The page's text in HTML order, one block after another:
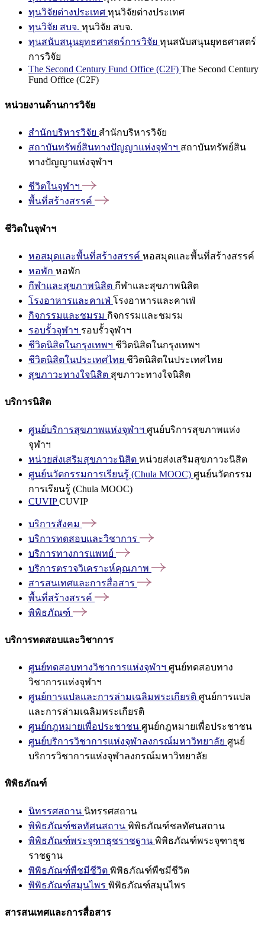
ทุนวิจัยต่างประเทศ ทุนวิจัยต่างประเทศ
ทุนวิจัย สบจ. ทุนวิจัย สบจ.
ทุนสนับสนุนยุทธศาสตร์การวิจัย ทุนสนับสนุนยุทธศาสตร์
การวิจัย
The Second Century Fund Office (C2F) The Second Century
Fund Office (C2F)
หน่วยงานด้านการวิจัย
สำนักบริหารวิจัย สำนักบริหารวิจัย
สถาบันทรัพย์สินทางปัญญาแห่งจุฬาฯ สถาบันทรัพย์สิน
ทางปัญญาแห่งจุฬาฯ
ชีวิตในจุฬาฯ
พื้นที่สร้างสรรค์
ชีวิตในจุฬาฯ
หอสมุดและพื้นที่สร้างสรรค์ หอสมุดและพื้นที่สร้างสรรค์
หอพัก หอพัก
กีฬาและสุขภาพนิสิต กีฬาและสุขภาพนิสิต
โรงอาหารและคาเฟ่ โรงอาหารและคาเฟ่
กิจกรรมและชมรม กิจกรรมและชมรม
รอบรั้วจุฬาฯ รอบรั้วจุฬาฯ
ชีวิตนิสิตในกรุงเทพฯ ชีวิตนิสิตในกรุงเทพฯ
ชีวิตนิสิตในประเทศไทย ชีวิตนิสิตในประเทศไทย
สุขภาวะทางใจนิสิต สุขภาวะทางใจนิสิต
บริการนิสิต
ศูนย์บริการสุขภาพแห่งจุฬาฯ ศูนย์บริการสุขภาพแห่ง
จุฬาฯ
หน่วยส่งเสริมสุขภาวะนิสิต หน่วยส่งเสริมสุขภาวะนิสิต
ศูนย์นวัตกรรมการเรียนรู้ (Chula MOOC) ศูนย์นวัตกรรม
การเรียนรู้ (Chula MOOC)
CUVIPCUVIP
บริการสังคม
บริการทดสอบและวิชาการ
บริการทางการแพทย์
บริการตรวจวิเคราะห์คุณภาพ
สารสนเทศและการสื่อสาร
พื้นที่สร้างสรรค์
พิพิธภัณฑ์
บริการทดสอบและวิชาการ
ศูนย์ทดสอบทางวิชาการแห่งจุฬาฯ ศูนย์ทดสอบทาง
วิชาการแห่งจุฬาฯ
ศูนย์การแปลและการล่ามเฉลิมพระเกียรติ ศูนย์การแปล
และการล่ามเฉลิมพระเกียรติ
ศูนย์กฎหมายเพื่อประชาชน ศูนย์กฎหมายเพื่อประชาชน
ศูนย์บริการวิชาการแห่งจุฬาลงกรณ์มหาวิทยาลัย ศูนย์
บริการวิชาการแห่งจุฬาลงกรณ์มหาวิทยาลัย
พิพิธภัณฑ์
นิทรรศสถาน นิทรรศสถาน
พิพิธภัณฑ์ชลทัศนสถาน พิพิธภัณฑ์ชลทัศนสถาน
พิพิธภัณฑ์พระจุฑาธุชราชฐาน พิพิธภัณฑ์พระจุฑาธุช
ราชฐาน
พิพิธภัณฑ์พืชมีชีวิต พิพิธภัณฑ์พืชมีชีวิต
พิพิธภัณฑ์สมุนไพร พิพิธภัณฑ์สมุนไพร
สารสนเทศและการสื่อสาร